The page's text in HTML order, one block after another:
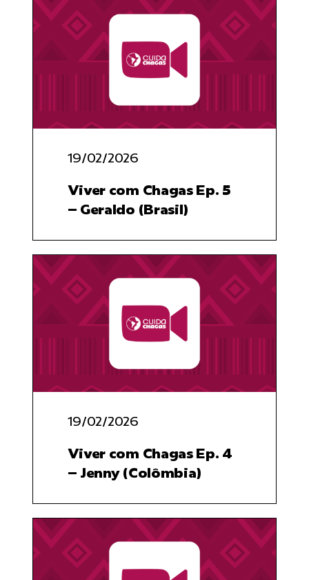
19/02/2026
Viver com Chagas Ep. 5
– Geraldo (Brasil)
19/02/2026
Viver com Chagas Ep. 4
– Jenny (Colômbia)